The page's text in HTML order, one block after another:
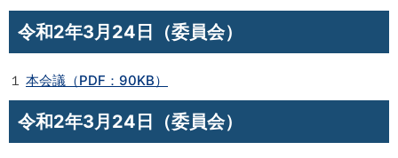
令和2年3月24日（委員会）
１ 本会議（PDF：90KB）
令和2年3月24日（委員会）